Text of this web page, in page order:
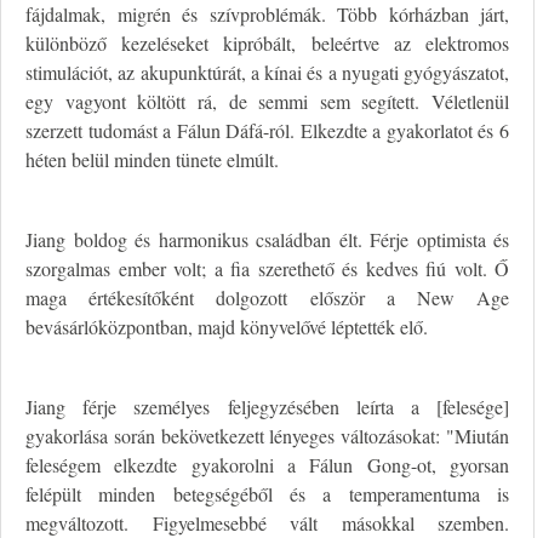
fájdalmak, migrén és szívproblémák. Több kórházban járt,
különböző kezeléseket kipróbált, beleértve az elektromos
stimulációt, az akupunktúrát, a kínai és a nyugati gyógyászatot,
egy vagyont költött rá, de semmi sem segített. Véletlenül
szerzett tudomást a Fálun Dáfá-ról. Elkezdte a gyakorlatot és 6
héten belül minden tünete elmúlt.
Jiang boldog és harmonikus családban élt. Férje optimista és
szorgalmas ember volt; a fia szerethető és kedves fiú volt. Ő
maga értékesítőként dolgozott először a New Age
bevásárlóközpontban, majd könyvelővé léptették elő.
Jiang férje személyes feljegyzésében leírta a [felesége]
gyakorlása során bekövetkezett lényeges változásokat: "Miután
feleségem elkezdte gyakorolni a Fálun Gong-ot, gyorsan
felépült minden betegségéből és a temperamentuma is
megváltozott. Figyelmesebbé vált másokkal szemben.